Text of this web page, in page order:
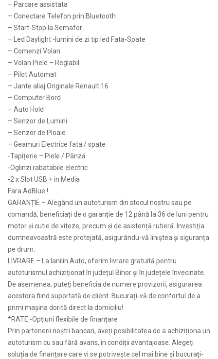
– Parcare assistata
– Conectare Telefon prin Bluetooth
– Start-Stop la Semafor
– Led Daylight -lumini de zi tip led Fata-Spate
– Comenzi Volan
– Volan Piele – Reglabil
– Pilot Automat
– Jante aliaj Originale Renault 16
– Computer Bord
– Auto Hold
– Senzor de Lumini
– Senzor de Ploaie
– Geamuri Electrice fata / spate
-Tapițerie – Piele / Pânză
-Oglinzi rabatabile electric
-2 x Slot USB + in Media
Fara AdBlue !
GARANȚIE – Alegând un autoturism din stocul nostru sau pe
comandă, beneficiați de o garanție de 12 până la 36 de luni pentru
motor și cutie de viteze, precum și de asistență rutieră. Investiția
dumneavoastră este protejată, asigurându-vă liniștea și siguranța
pe drum.
LIVRARE – La Ianilin Auto, oferim livrare gratuită pentru
autoturismul achiziționat în județul Bihor și în județele învecinate.
De asemenea, puteți beneficia de numere provizorii, asigurarea
acestora fiind suportată de client. Bucurați-vă de confortul de a
primi mașina dorită direct la domiciliu!
*RATE -Opțiuni flexibile de finanțare
Prin partenerii noștri bancari, aveți posibilitatea de a achiziționa un
autoturism cu sau fără avans, în condiții avantajoase. Alegeți
soluția de finanțare care vi se potrivește cel mai bine și bucurați-